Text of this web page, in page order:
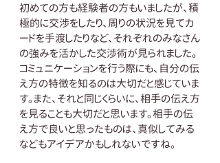
初めての方も経験者の方もいましたが、積
極的に交渉をしたり、周りの状況を見てカ
ードを手渡したりなど、それぞれのみなさん
の強みを活かした交渉術が見られました。
コミュニケーションを行う際にも、自分の伝
え方の特徴を知るのは大切だと感じていま
す。また、それと同じくらいに、相手の伝え方
を見ることも大切だと思います。相手の伝
え方で良いと思ったものは、真似してみる
などもアイデアかもしれないですね。